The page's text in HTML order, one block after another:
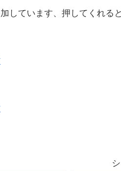
しています、押してくれる